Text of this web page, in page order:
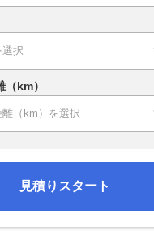
（km）
見積りスタート